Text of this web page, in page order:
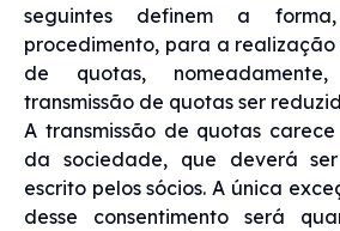
seguintes definem a
procedimento, para a realização
de quotas,
transmissão de quotas ser
A transmissão de quotas
da sociedade, que deverá
escrito pelos sócios. A única
desse consentimento será